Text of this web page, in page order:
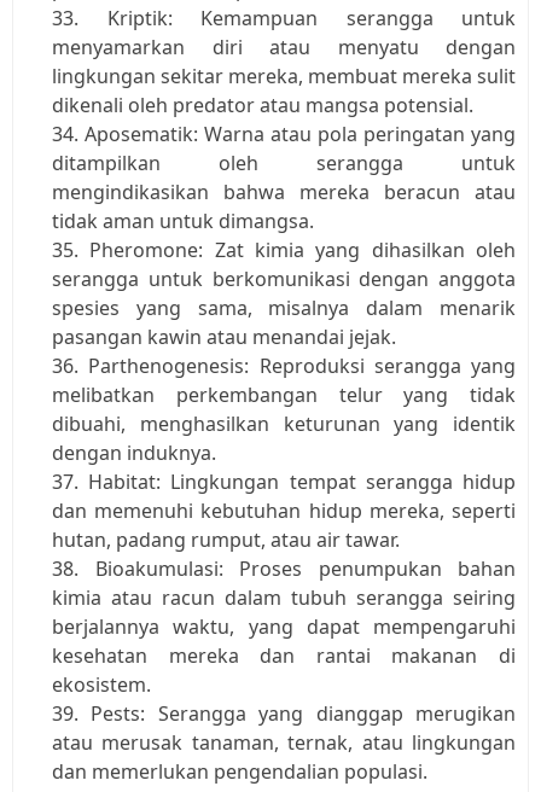
Kriptik: Kemampuan serangga untuk
menyamarkan diri atau menyatu dengan
lingkungan sekitar mereka, membuat mereka sulit
dikenali oleh predator atau mangsa potensial.
Aposematik: Warna atau pola peringatan yang
ditampilkan oleh serangga untuk
mengindikasikan bahwa mereka beracun atau
tidak aman untuk dimangsa.
Pheromone: Zat kimia yang dihasilkan oleh
serangga untuk berkomunikasi dengan anggota
spesies yang sama, misalnya dalam menarik
pasangan kawin atau menandai jejak.
Parthenogenesis: Reproduksi serangga yang
melibatkan perkembangan telur yang tidak
dibuahi, menghasilkan keturunan yang identik
dengan induknya.
Habitat: Lingkungan tempat serangga hidup
dan memenuhi kebutuhan hidup mereka, seperti
hutan, padang rumput, atau air tawar.
Bioakumulasi: Proses penumpukan bahan
kimia atau racun dalam tubuh serangga seiring
berjalannya waktu, yang dapat mempengaruhi
kesehatan mereka dan rantai makanan di
ekosistem.
Pests: Serangga yang dianggap merugikan
atau merusak tanaman, ternak, atau lingkungan
dan memerlukan pengendalian populasi.